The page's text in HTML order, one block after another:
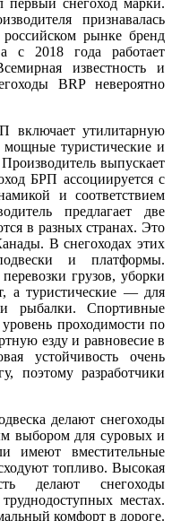
признавалась
рынке бренд
с 2018 года работает
известность и
BRP невероятно
включает утилитарную
мощные туристические и
выпускает
БРП ассоциируется с
и соответствием
предлагает две
в разных странах. Это
В снегоходах этих
и платформы.
грузов, уборки
а туристические — для
рыбалки. Спортивные
проходимости по
езду и равновесие в
устойчивость очень
поэтому разработчики
делают снегоходы
выбором для суровых и
имеют вместительные
топливо. Высокая
делают снегоходы
местах.
комфорт в дороге.